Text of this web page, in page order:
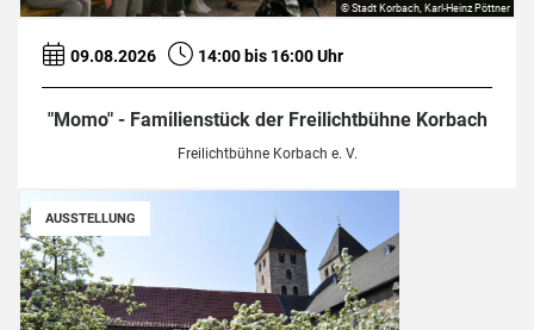
09.08.2026 14:00 bis 16:00 Uhr
"Momo" - Familienstück der Freilichtbühne Korbach
Freilichtbühne Korbach e. V.
© Stadt Korbach, Karl-Heinz Pöttner
AUSSTELLUNG